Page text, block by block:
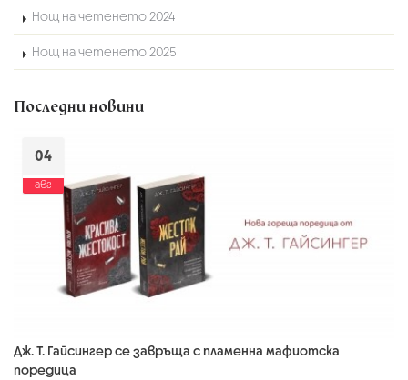
Нощ на четенето 2024
Нощ на четенето 2025
Последни новини
04
авг
Дж. Т. Гайсингер се завръща с пламенна мафиотска
поредица